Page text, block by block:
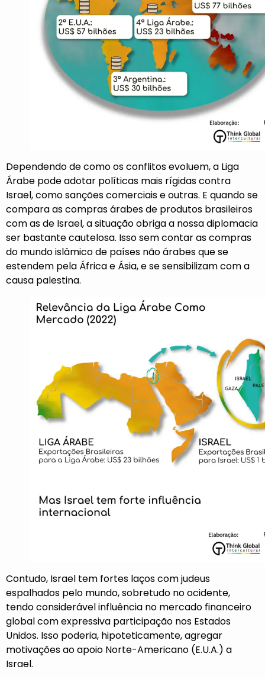
Dependendo de como os conflitos evoluem, a Liga
Árabe pode adotar políticas mais rígidas contra
Israel, como sanções comerciais e outras. E quando se
compara as compras árabes de produtos brasileiros
com as de Israel, a situação obriga a nossa diplomacia
ser bastante cautelosa. Isso sem contar as compras
do mundo islâmico de países não árabes que se
estendem pela África e Ásia, e se sensibilizam com a
causa palestina.
Contudo, Israel tem fortes laços com judeus
espalhados pelo mundo, sobretudo no ocidente,
tendo considerável influência no mercado financeiro
global com expressiva participação nos Estados
Unidos. Isso poderia, hipoteticamente, agregar
motivações ao apoio Norte-Americano (E.U.A.) a
Israel.